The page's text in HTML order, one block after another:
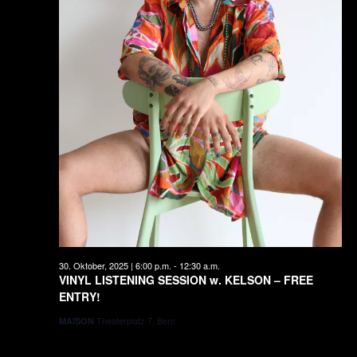
VINYL LISTENING SESSION w. KELSON – FREE
ENTRY!
30. Oktober, 2025 | 6:00 p.m. - 12:30 a.m.
MAISON Theaterplatz 7, Bern